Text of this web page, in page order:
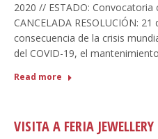
2020 // ESTADO:
CANCELADA RESOLUCIÓN:
consecuencia de la crisis
del COVID-19, el
Read more
VISITA A FERIA